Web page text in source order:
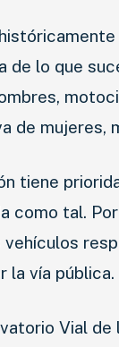
de lo que
de mujeres,
tiene
como tal.
la vía pública.
Vial